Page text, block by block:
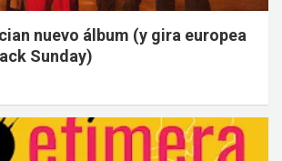
nuevo álbum (y gira europea
Sunday)